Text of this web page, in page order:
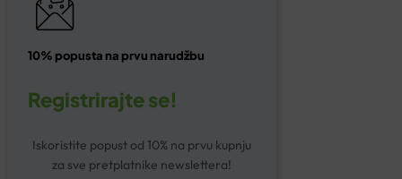
10% popusta na prvu narudžbu
Registrirajte se!
Iskoristite popust od 10% na prvu kupnju
za sve pretplatnike newslettera!